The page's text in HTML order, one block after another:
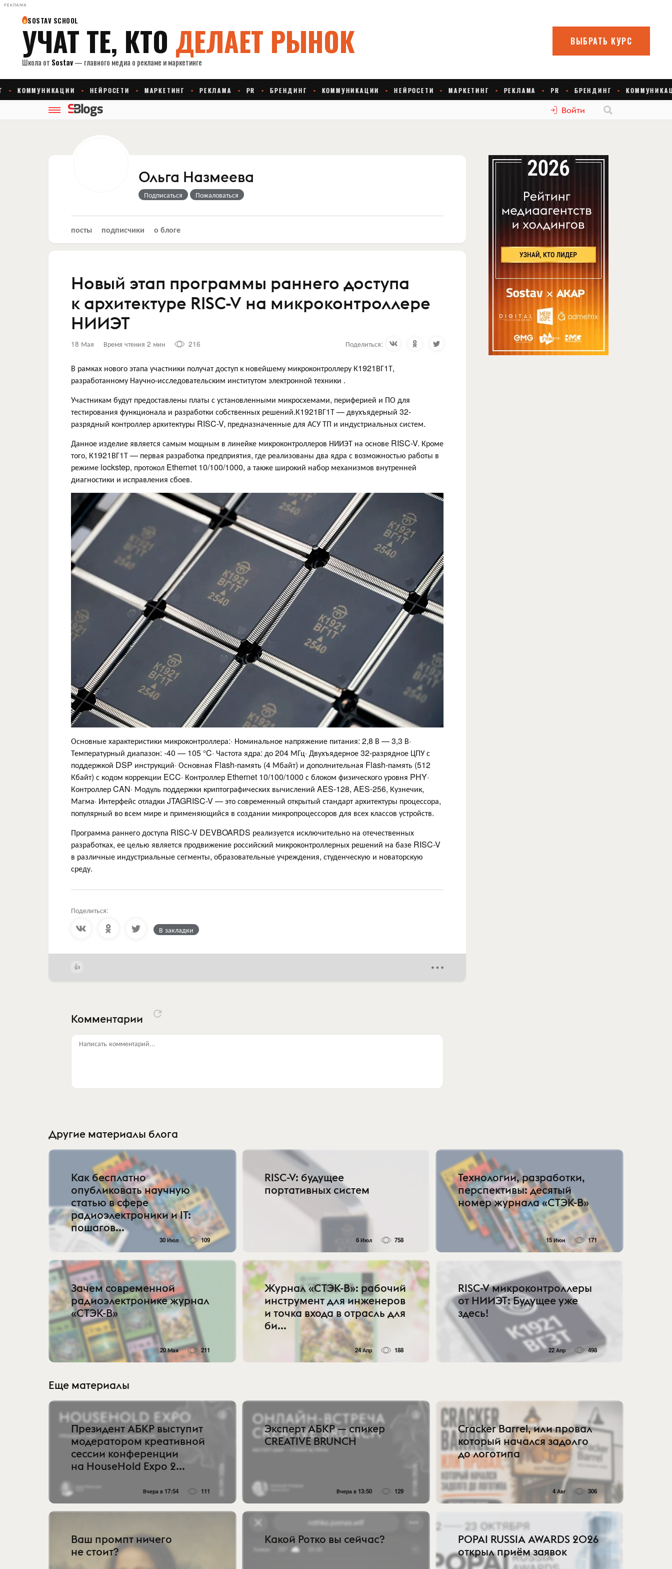
РЕКЛАМА
Войти
Ольга Назмеева
Подписаться Пожаловаться
посты подписчики о блоге
Новый этап программы раннего доступа
к архитектуре RISC-V на микроконтроллере
НИИЭТ
18 Мая Время чтения 2 мин 216 Поделиться:
В рамках нового этапа участники получат доступ к новейшему микроконтроллеру К1921ВГ1Т,
разработанному Научно-исследовательским институтом электронной техники .
Участникам будут предоставлены платы с установленными микросхемами, периферией и ПО для
тестирования функционала и разработки собственных решений.К1921ВГ1Т — двухъядерный 32-
разрядный контроллер архитектуры RISC-V, предназначенные для АСУ ТП и индустриальных систем.
Данное изделие является самым мощным в линейке микроконтроллеров НИИЭТ на основе RISC-V. Кроме
того, К1921ВГ1Т — первая разработка предприятия, где реализованы два ядра с возможностью работы в
режиме lockstep, протокол Ethernet 10/100/1000, а также широкий набор механизмов внутренней
диагностики и исправления сбоев.
Основные характеристики микроконтроллера:· Номинальное напряжение питания: 2,8 В — 3,3 В·
Температурный диапазон: -40 — 105 °C· Частота ядра: до 204 МГц· Двухъядерное 32-разрядное ЦПУ с
поддержкой DSP инструкций· Основная Flash-память (4 Мбайт) и дополнительная Flash-память (512
Кбайт) с кодом коррекции ECC· Контроллер Ethernet 10/100/1000 с блоком физического уровня PHY·
Контроллер CAN· Модуль поддержки криптографических вычислений AES-128, AES-256, Кузнечик,
Магма· Интерфейс отладки JTAGRISC-V — это современный открытый стандарт архитектуры процессора,
популярный во всем мире и применяющийся в создании микропроцессоров для всех классов устройств.
Программа раннего доступа RISC-V DEVBOARDS реализуется исключительно на отечественных
разработках, ее целью является продвижение российский микроконтроллерных решений на базе RISC-V
в различные индустриальные сегменты, образовательные учреждения, студенческую и новаторскую
среду.
Поделиться:
В закладки
Комментарии
Написать комментарий...
Другие материалы блога
Как бесплатно
опубликовать научную
статью в сфере
радиоэлектроники и IT:
пошагов...
30 Июл 109
RISC-V: будущее
портативных систем
6 Июл 758
Технологии, разработки,
перспективы: десятый
номер журнала «СТЭК-В»
15 Июн 171
Зачем современной
радиоэлектронике журнал
«СТЭК-В»
20 Мая 211
Журнал «СТЭК-В»: рабочий
инструмент для инженеров
и точка входа в отрасль для
би...
24 Апр 188
RISC-V микроконтроллеры
от НИИЭТ: Будущее уже
здесь!
22 Апр 498
Еще материалы
Президент АБКР выступит
модератором креативной
сессии конференции
на HouseHold Expo 2...
Вчера в 17:54 111
Эксперт АБКР — спикер
CREATIVE BRUNCH
Вчера в 13:50 129
Cracker Barrel, или провал
который начался задолго
до логотипа
4 Авг 306
Ваш промпт ничего
не стоит?
Какой Ротко вы сейчас?
POPAI RUSSIA AWARDS 2026
открыл приём заявок